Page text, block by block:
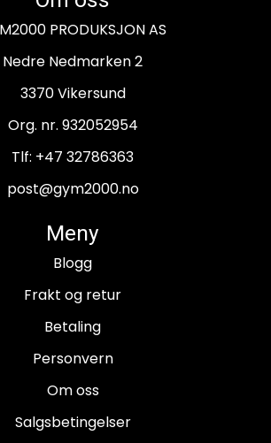
PRODUKSJON AS
Nedre Nedmarken 2
3370 Vikersund
Org. nr. 932052954
Tlf: +47 32786363
post@gym2000.no
Meny
Blogg
Frakt og retur
Betaling
Personvern
Om oss
Salgsbetingelser